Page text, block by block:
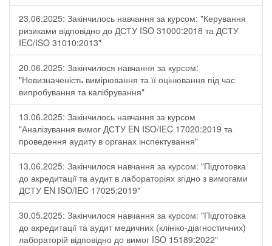
23.06.2025: Закінчилось навчання за курсом: "Керування
ризиками відповідно до ДСТУ ISO 31000:2018 та ДСТУ
IEC/ISO 31010:2013"
20.06.2025: Закінчилося навчання за курсом:
"Невизначеність вимірювання та її оцінювання під час
випробування та калібрування"
13.06.2025: Закінчилось навчання за курсом
"Аналізування вимог ДСТУ EN ISO/IEC 17020:2019 та
проведення аудиту в органах інспектування"
13.06.2025: Закінчилося навчання за курсом: "Підготовка
до акредитації та аудит в лабораторіях згідно з вимогами
ДСТУ EN ISO/IEC 17025:2019"
30.05.2025: Закінчилося навчання за курсом: "Підготовка
до акредитації та аудит медичних (клініко-діагностичних)
лабораторій відповідно до вимог ISO 15189:2022"